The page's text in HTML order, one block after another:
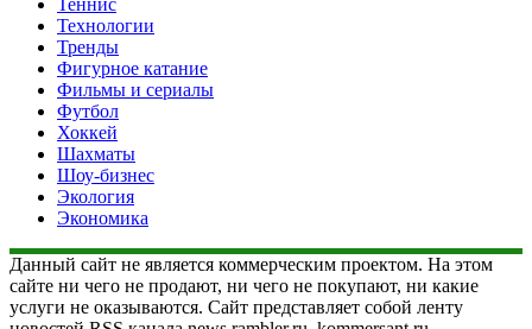
Технологии
Тренды
Фигурное катание
Фильмы и сериалы
Футбол
Хоккей
Шахматы
Шоу-бизнес
Экология
Экономика
Данный сайт не является коммерческим проектом. На этом
сайте ни чего не продают, ни чего не покупают, ни какие
услуги не оказываются. Сайт представляет собой ленту